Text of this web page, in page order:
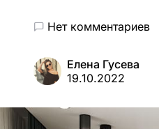
Нет комментариев
Елена Гусева
19.10.2022